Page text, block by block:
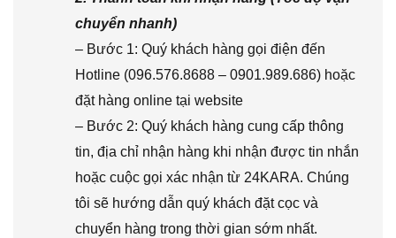
chuyển nhanh)
– Bước 1: Quý khách hàng gọi điện đến
Hotline (096.576.8688 – 0901.989.686) hoặc
đặt hàng online tại website
– Bước 2: Quý khách hàng cung cấp thông
tin, địa chỉ nhận hàng khi nhận được tin nhắn
hoặc cuộc gọi xác nhận từ 24KARA. Chúng
tôi sẽ hướng dẫn quý khách đặt cọc và
chuyển hàng trong thời gian sớm nhất.